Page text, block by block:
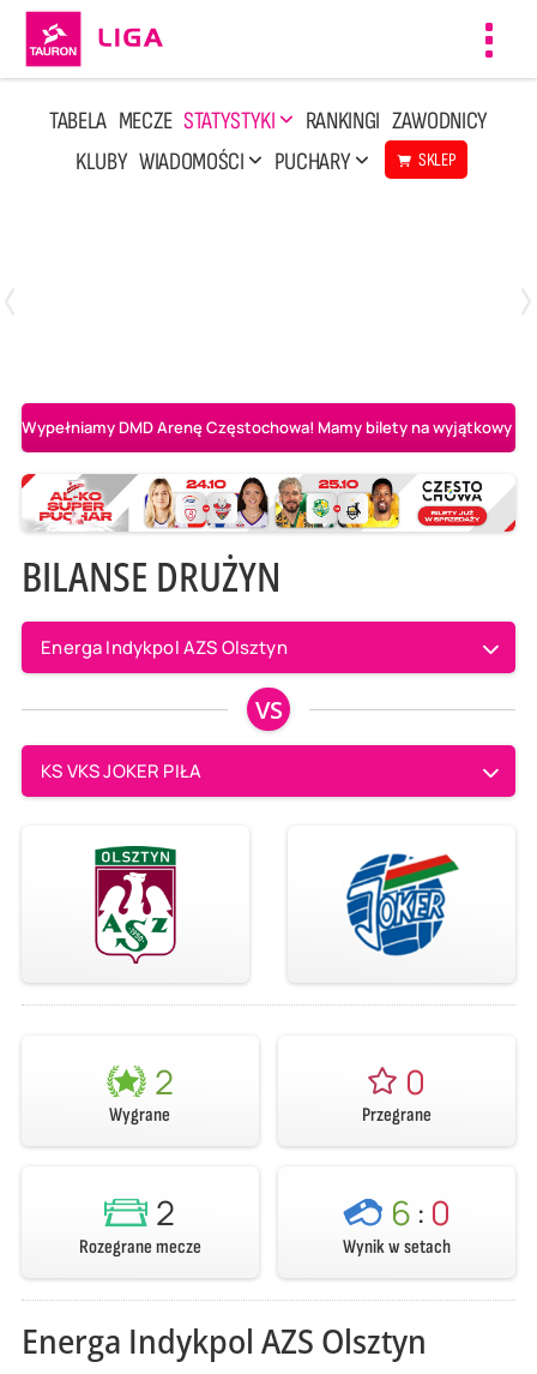
TABELA MECZE STATYSTYKI RANKINGI ZAWODNICY
KLUBY WIADOMOŚCI PUCHARY SKLEP
Wypełniamy DMD Arenę Częstochowa! Mamy bilety na wyjątkowy
BILANSE DRUŻYN
Energa Indykpol AZS Olsztyn
VS
KS VKS JOKER PIŁA
2
Wygrane
0
Przegrane
2
Rozegrane mecze
6 : 0
Wynik w setach
Energa Indykpol AZS Olsztyn